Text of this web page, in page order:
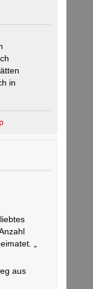
in
„
aus